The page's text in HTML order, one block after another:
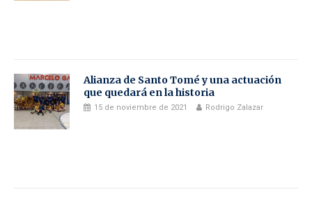
Alianza de Santo Tomé y una actuación
que quedará en la historia
15 de noviembre de 2021 Rodrigo Zalazar